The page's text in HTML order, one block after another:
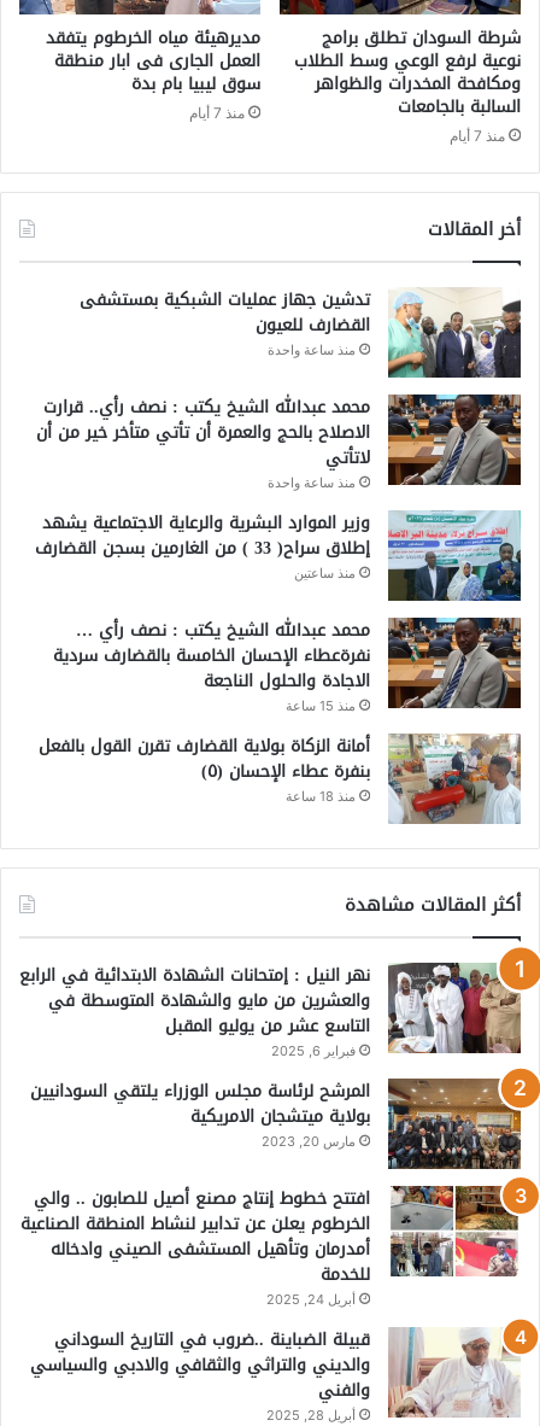
شرطة السودان تطلق برامج
نوعية لرفع الوعي وسط الطلاب
ومكافحة المخدرات والظواهر
السالبة بالجامعات
منذ 7 أيام
مديرهيئة مياه الخرطوم يتفقد
العمل الجارى فى ابار منطقة
سوق ليبيا بام بدة
منذ 7 أيام
أخر المقالات
تدشين جهاز عمليات الشبكية بمستشفى
القضارف للعيون
منذ ساعة واحدة
محمد عبدالله الشيخ يكتب : نصف رأي.. قرارت
الاصلاح بالحج والعمرة أن تأتي متأخر خير من أن
لاتأتي
منذ ساعة واحدة
وزير الموارد البشرية والرعاية الاجتماعية يشهد
إطلاق سراح( 33 ) من الغارمين بسجن القضارف
منذ ساعتين
محمد عبدالله الشيخ يكتب : نصف رأي …
نفرةعطاء الإحسان الخامسة بالقضارف سردية
الاجادة والحلول الناجعة
منذ 15 ساعة
أمانة الزكاة بولاية القضارف تقرن القول بالفعل
بنفرة عطاء الإحسان (٥)
منذ 18 ساعة
أكثر المقالات مشاهدة
نهر النيل : إمتحانات الشهادة الابتدائية في الرابع
والعشرين من مايو والشهادة المتوسطة في
التاسع عشر من يوليو المقبل
فبراير 6, 2025
المرشح لرئاسة مجلس الوزراء يلتقي السودانيين
بولاية ميتشجان الامريكية
مارس 20, 2023
افتتح خطوط إنتاج مصنع أصيل للصابون .. والي
الخرطوم يعلن عن تدابير لنشاط المنطقة الصناعية
أمدرمان وتأهيل المستشفى الصيني وادخاله
للخدمة
أبريل 24, 2025
قبيلة الضباينة ..ضروب في التاريخ السوداني
والديني والتراثي والثقافي والادبي والسياسي
والفني
أبريل 28, 2025